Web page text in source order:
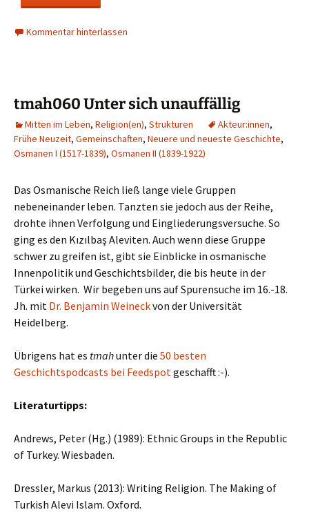
Kommentar hinterlassen
tmah060 Unter sich unauffällig
Mitten im Leben, Religion(en), Strukturen Akteur:innen,
Frühe Neuzeit, Gemeinschaften, Neuere und neueste Geschichte,
Osmanen I (1517-1839), Osmanen II (1839-1922)
Das Osmanische Reich ließ lange viele Gruppen
nebeneinander leben. Tanzten sie jedoch aus der Reihe,
drohte ihnen Verfolgung und Eingliederungsversuche. So
ging es den Kızılbaş Aleviten. Auch wenn diese Gruppe
schwer zu greifen ist, gibt sie Einblicke in osmanische
Innenpolitik und Geschichtsbilder, die bis heute in der
Türkei wirken. Wir begeben uns auf Spurensuche im 16.-18.
Jh. mit Dr. Benjamin Weineckvon der Universität
Heidelberg.
Übrigens hat es tmahunter die 50 besten
Geschichtspodcasts bei Feedspotgeschafft :-).
Literaturtipps:
Andrews, Peter (Hg.) (1989): Ethnic Groups in the Republic
of Turkey. Wiesbaden.
Dressler, Markus (2013): Writing Religion. The Making of
Turkish Alevi Islam. Oxford.